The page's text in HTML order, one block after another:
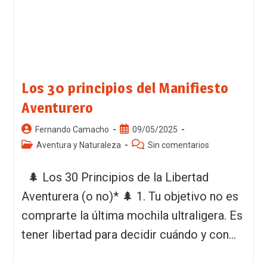
Los 30 principios del Manifiesto
Aventurero
Fernando Camacho
09/05/2025
Aventura y Naturaleza
Sin comentarios
🌲 Los 30 Principios de la Libertad
Aventurera (o no)* 🌲 1. Tu objetivo no es
comprarte la última mochila ultraligera. Es
tener libertad para decidir cuándo y con…